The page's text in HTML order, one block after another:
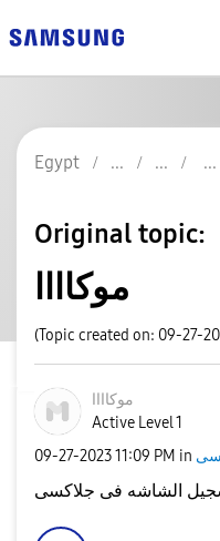
Egypt
Original topic:
موكاااا
(Topic created on: 09-27-
موكاااا
Active Level 1
‎09-27-202311:09 PM in